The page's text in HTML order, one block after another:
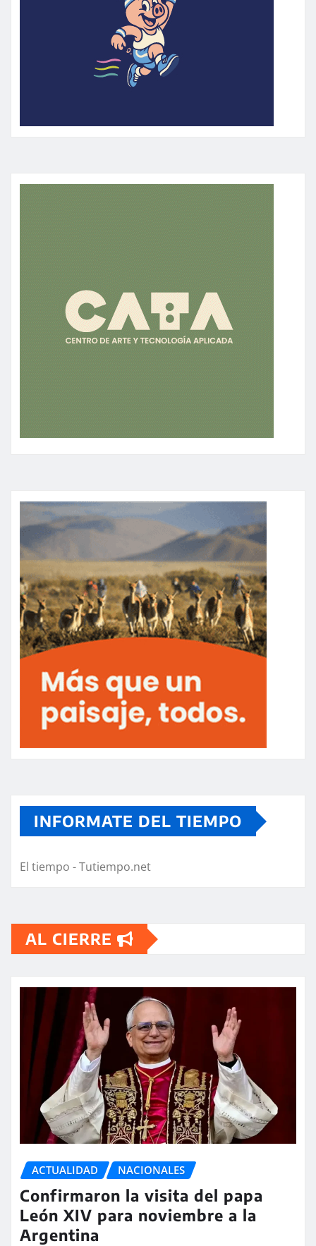
INFORMATE DEL TIEMPO
El tiempo - Tutiempo.net
AL CIERRE
ACTUALIDAD NACIONALES
Confirmaron la visita del papa
León XIV para noviembre a la
Argentina